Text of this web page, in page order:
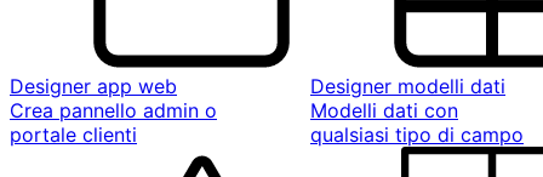
Designer app web
Crea pannello admin o
portale clienti
Designer modelli dati
Modelli dati con
qualsiasi tipo di campo